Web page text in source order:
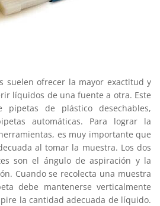
suelen ofrecer la mayor exactitud y
líquidos de una fuente a otra. Este
de plástico desechables,
automáticas. Para lograr la
es muy importante que
al tomar la muestra. Los dos
son el ángulo de aspiración y la
Cuando se recolecta una muestra
debe mantenerse verticalmente
la cantidad adecuada de líquido.